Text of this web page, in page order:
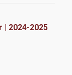
| 2024-2025